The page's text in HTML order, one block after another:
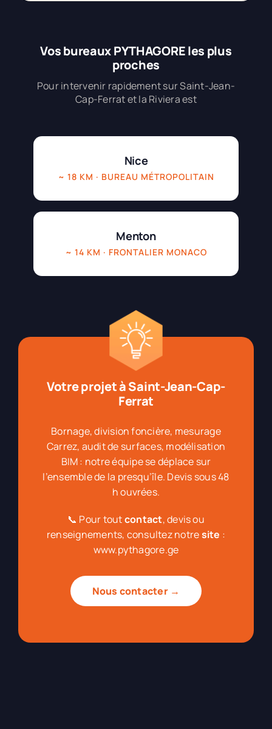
Vos bureaux PYTHAGORE les plus
proches
Pour intervenir rapidement sur Saint-Jean-
Cap-Ferrat et la Riviera est
Nice
~ 18 KM · BUREAU MÉTROPOLITAIN
Menton
~ 14 KM · FRONTALIER MONACO
Votre projet à Saint-Jean-Cap-
Ferrat
Bornage, division foncière, mesurage
Carrez, audit de surfaces, modélisation
BIM : notre équipe se déplace sur
l’ensemble de la presqu’île. Devis sous 48
h ouvrées.
📞 Pour toutcontact, devis ou
renseignements, consultez notresite :
www.pythagore.ge
Nous contacter →